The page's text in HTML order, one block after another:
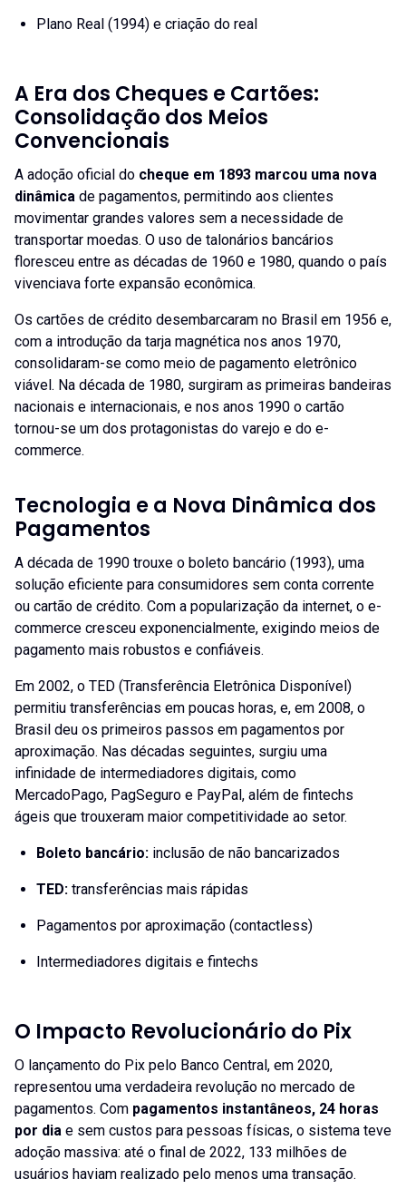
Plano Real (1994) e criação do real
A Era dos Cheques e Cartões:
Consolidação dos Meios
Convencionais
A adoção oficial do cheque em 1893 marcou uma nova
dinâmica de pagamentos, permitindo aos clientes
movimentar grandes valores sem a necessidade de
transportar moedas. O uso de talonários bancários
floresceu entre as décadas de 1960 e 1980, quando o país
vivenciava forte expansão econômica.
Os cartões de crédito desembarcaram no Brasil em 1956 e,
com a introdução da tarja magnética nos anos 1970,
consolidaram-se como meio de pagamento eletrônico
viável. Na década de 1980, surgiram as primeiras bandeiras
nacionais e internacionais, e nos anos 1990 o cartão
tornou-se um dos protagonistas do varejo e do e-
commerce.
Tecnologia e a Nova Dinâmica dos
Pagamentos
A década de 1990 trouxe o boleto bancário (1993), uma
solução eficiente para consumidores sem conta corrente
ou cartão de crédito. Com a popularização da internet, o e-
commerce cresceu exponencialmente, exigindo meios de
pagamento mais robustos e confiáveis.
Em 2002, o TED (Transferência Eletrônica Disponível)
permitiu transferências em poucas horas, e, em 2008, o
Brasil deu os primeiros passos em pagamentos por
aproximação. Nas décadas seguintes, surgiu uma
infinidade de intermediadores digitais, como
MercadoPago, PagSeguro e PayPal, além de fintechs
ágeis que trouxeram maior competitividade ao setor.
Boleto bancário: inclusão de não bancarizados
TED: transferências mais rápidas
Pagamentos por aproximação (contactless)
Intermediadores digitais e fintechs
O Impacto Revolucionário do Pix
O lançamento do Pix pelo Banco Central, em 2020,
representou uma verdadeira revolução no mercado de
pagamentos. Com pagamentos instantâneos, 24 horas
por dia e sem custos para pessoas físicas, o sistema teve
adoção massiva: até o final de 2022, 133 milhões de
usuários haviam realizado pelo menos uma transação.